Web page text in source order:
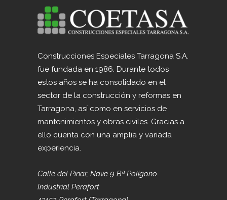
Construcciones Especiales Tarragona S.A.
fue fundada en 1986. Durante todos
estos años se ha consolidado en el
sector de la construcción y reformas en
Tarragona, así como en servicios de
mantenimientos y obras civiles. Gracias a
ello cuenta con una amplia y variada
experiencia.
Calle del Pinar, Nave 9 Bª Polígono
Industrial Perafort